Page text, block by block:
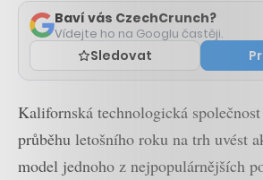
Baví vás CzechCrunch?
Vídejte ho na Googlu častěji.
Sledovat
Kalifornská technologická
průběhu letošního roku na trh uvést
model jednoho z nejpopulárnějších